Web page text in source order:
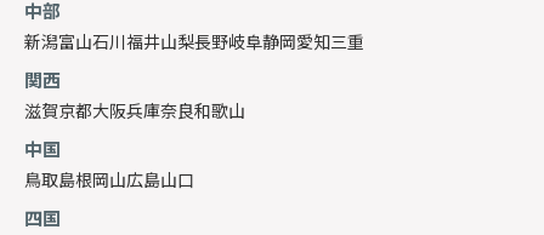
中部
新潟富山石川福井山梨長野岐阜静岡愛知三重
関西
滋賀京都大阪兵庫奈良和歌山
中国
鳥取島根岡山広島山口
四国